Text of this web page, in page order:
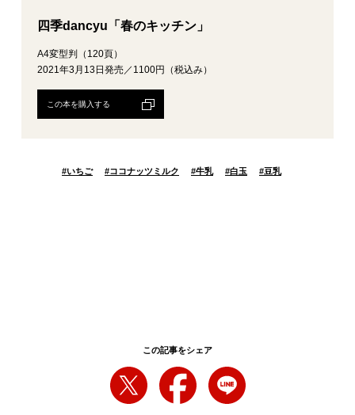
四季dancyu「春のキッチン」
A4変型判（120頁）
2021年3月13日発売／1100円（税込み）
この本を購入する
#いちご #ココナッツミルク #牛乳 #白玉 #豆乳
この記事をシェア